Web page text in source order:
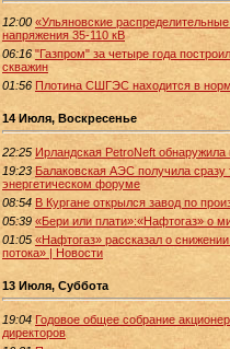
12:00 «Ульяновские
напряжения 35-110 кВ
06:16 "Газпром" за четыре года
скважин
01:56 Плотина СШГЭС находится в
14 Июля, Воскресенье
22:25 Ирландская PetroNeft обнаружила
19:23 Балаковская АЭС получила
энергетическом форуме
08:54 В Кургане открылся завод по
05:39 «Бери или плати»:«Нафтогаз» о
01:05 «Нафтогаз» рассказал о
потока» | Новости
13 Июля, Суббота
19:04 Годовое общее собрание
директоров